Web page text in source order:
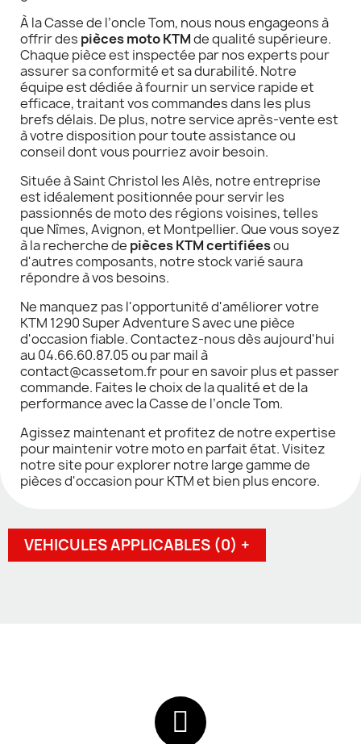
À la Casse de l’oncle Tom, nous nous engageons à
offrir des pièces moto KTMde qualité supérieure.
Chaque pièce est inspectée par nos experts pour
assurer sa conformité et sa durabilité. Notre
équipe est dédiée à fournir un service rapide et
efficace, traitant vos commandes dans les plus
brefs délais. De plus, notre service après-vente est
à votre disposition pour toute assistance ou
conseil dont vous pourriez avoir besoin.
Située à Saint Christol les Alès, notre entreprise
est idéalement positionnée pour servir les
passionnés de moto des régions voisines, telles
que Nîmes, Avignon, et Montpellier. Que vous soyez
à la recherche de pièces KTM certifiéesou
d'autres composants, notre stock varié saura
répondre à vos besoins.
Ne manquez pas l'opportunité d'améliorer votre
KTM 1290 Super Adventure S avec une pièce
d'occasion fiable. Contactez-nous dès aujourd'hui
au 04.66.60.87.05 ou par mail à
contact@cassetom.fr pour en savoir plus et passer
commande. Faites le choix de la qualité et de la
performance avec la Casse de l’oncle Tom.
Agissez maintenant et profitez de notre expertise
pour maintenir votre moto en parfait état. Visitez
notre site pour explorer notre large gamme de
pièces d'occasion pour KTM et bien plus encore.
VEHICULES APPLICABLES (0) +